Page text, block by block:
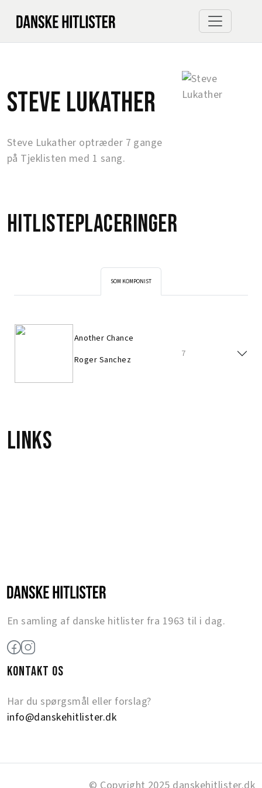
Steve Lukather
Steve Lukather optræder 7 gange
på Tjeklisten med 1 sang.
Hitlisteplaceringer
SOM KOMPONIST
Another Chance
Roger Sanchez
7
Links
En samling af danske hitlister fra 1963 til i dag.
KONTAKT OS
Har du spørgsmål eller forslag?
info@danskehitlister.dk